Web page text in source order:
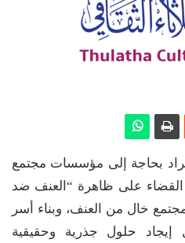
بحاجة إلى مؤسسات مجتمع
على ظاهرة “العنف ضد
خال من العنف، وبناء أسر
حلول جذرية وحقيقية